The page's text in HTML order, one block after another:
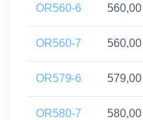
OR560-6 560,00
OR560-7 560,00
OR579-6 579,00
OR580-7 580,00